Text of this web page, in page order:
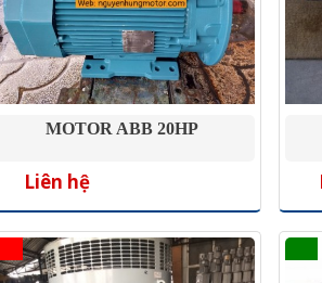
MOTOR ABB 20HP
Liên hệ